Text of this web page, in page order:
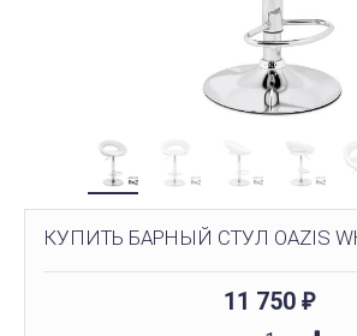
КУПИТЬ БАРНЫЙ СТУЛ OAZIS
11 750 ₽